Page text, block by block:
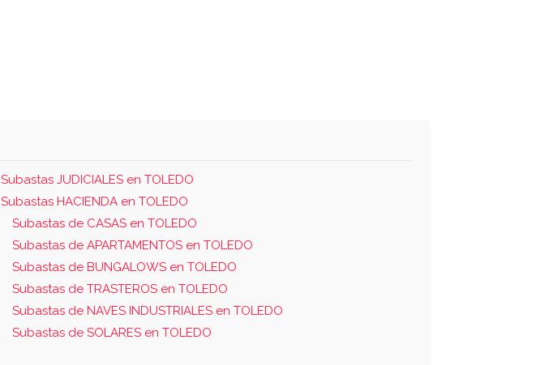
Subastas JUDICIALES en TOLEDO
Subastas HACIENDA en TOLEDO
Subastas de CASAS en TOLEDO
Subastas de APARTAMENTOS en TOLEDO
Subastas de BUNGALOWS en TOLEDO
Subastas de TRASTEROS en TOLEDO
Subastas de NAVES INDUSTRIALES en TOLEDO
Subastas de SOLARES en TOLEDO